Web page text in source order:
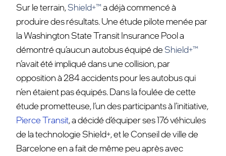
Sur le terrain,Shield+™a déjà commencé à
produire des résultats. Une étude pilote menée par
la Washington State Transit Insurance Pool a
démontré qu’aucun autobus équipé deShield+™
n’avait été impliqué dans une collision, par
opposition à 284 accidents pour lesautobus qui
n’en étaient pas équipés. Dans la foulée de cette
étude prometteuse, l’un des participants à l’initiative,
Pierce Transit, a décidé d’équiper ses 176 véhicules
de latechnologie Shield+, et le Conseil de ville de
Barcelone en a fait de même peu après avec